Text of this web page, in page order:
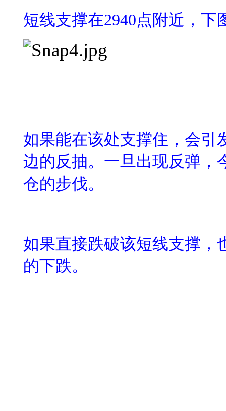
短线支撑在2940点附近，下
如果能在该处支撑住，会引
边的反抽。一旦出现反弹，
仓的步伐。
如果直接跌破该短线支撑，
的下跌。